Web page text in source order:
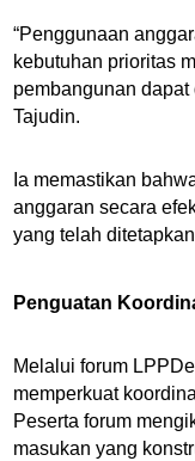
“Penggunaan
kebutuhan prioritas
pembangunan dapat
Tajudin.
Ia memastikan
anggaran secara
yang telah
Penguatan
Melalui forum
memperkuat
Peserta forum
masukan yang